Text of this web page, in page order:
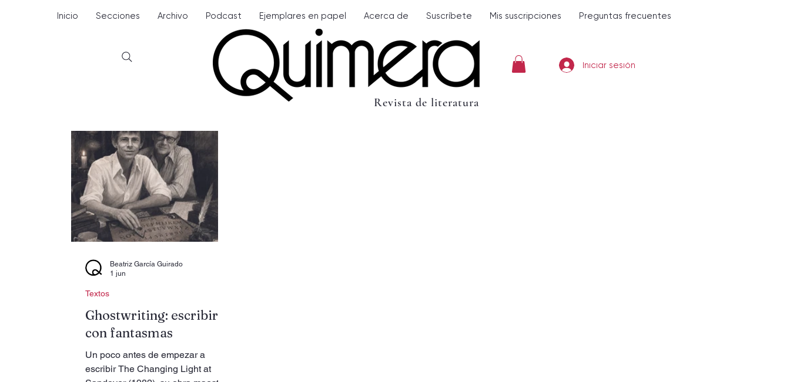
Inicio Secciones Archivo Podcast Ejemplares en papel Acerca de Suscríbete Mis suscripciones Preguntas frecuentes
Iniciar sesión
Revista de literatura
Ghostwriting: escribir
con fantasmas
Un poco antes de empezar a
escribir The Changing Light at
Textos
Beatriz García Guirado
1 jun